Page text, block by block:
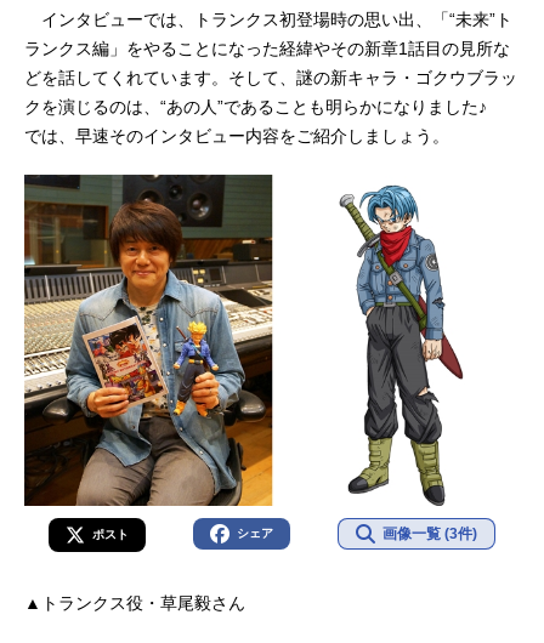
インタビューでは、トランクス初登場時の思い出、「“未来”ト
ランクス編」をやることになった経緯やその新章1話目の見所な
どを話してくれています。そして、謎の新キャラ・ゴクウブラッ
クを演じるのは、“あの人”であることも明らかになりました♪
では、早速そのインタビュー内容をご紹介しましょう。
ポスト シェア 画像一覧 (3件)
▲トランクス役・草尾毅さん